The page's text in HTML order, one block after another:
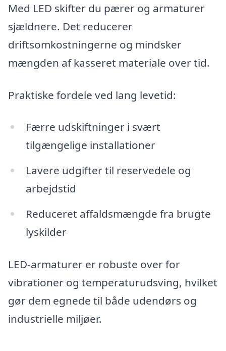
Med LED skifter du pærer og armaturer
sjældnere. Det reducerer
driftsomkostningerne og mindsker
mængden af kasseret materiale over tid.
Praktiske fordele ved lang levetid:
Færre udskiftninger i svært
tilgængelige installationer
Lavere udgifter til reservedele og
arbejdstid
Reduceret affaldsmængde fra brugte
lyskilder
LED-armaturer er robuste over for
vibrationer og temperaturudsving, hvilket
gør dem egnede til både udendørs og
industrielle miljøer.